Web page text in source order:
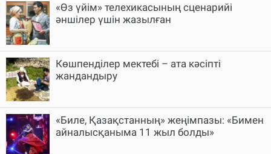
«Өз үйім» телехикасының сценарийі
әншілер үшін жазылған
Көшпенділер мектебі – ата кәсіпті
жандандыру
«Биле, Қазақстанның» жеңімпазы: «Бимен
айналысқаныма 11 жыл болды»